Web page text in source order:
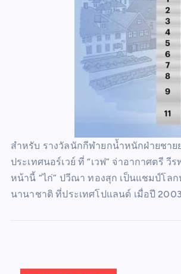
สำหรับ รางวัลนักกีฬายกน้ำหนักฝ่ายชา
ประเทศนอร์เวย์ ที่ “เวฟ” จ่าอากาศตรี
หน้านี้ “ไก่” ปวีณา ทองสุก เป็นแชมป์โ
นานาชาติ ที่ประเทศโปแลนด์ เมื่อปี 2003